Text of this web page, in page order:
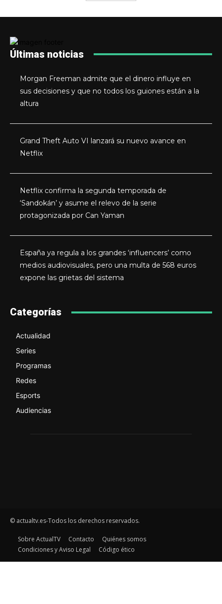
Últimas noticias
Morgan Freeman admite que el dinero influye en
sus decisiones y que no todos los guiones están a la
altura
Grand Theft Auto VI lanzará su nuevo avance en
Netflix
Netflix confirma la segunda temporada de
‘Sandokán’ y asume el relevo de la serie
protagonizada por Can Yaman
España ya regula a los grandes ‘influencers’ como
medios audiovisuales, pero una multa de 568 euros
expone las grietas del sistema
Categorías
Actualidad
Series
Programas
Redes
Esports
Audiencias
© actualtv.es-Todos los derechos reservados.
Sobre ActualTV Contacto
Quiénes somos
Condiciones y Aviso Legal
Código ético